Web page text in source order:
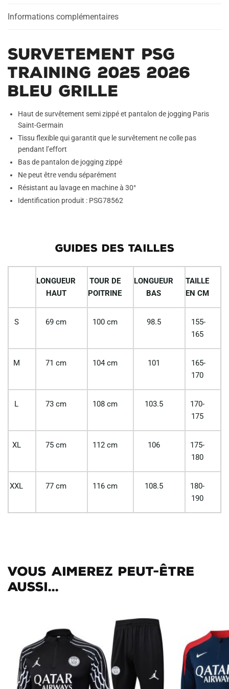
Informations complémentaires
Survetement PSG
Training 2025 2026
Bleu Grille
Haut de survêtement semi zippé et pantalon de jogging Paris
Saint-Germain
Tissu flexible qui garantit que le survêtement ne colle pas
pendant l’effort
Bas de pantalon de jogging zippé
Ne peut être vendu séparément
Résistant au lavage en machine à 30°
Identification produit : PSG78562
GUIDES DES TAILLES
LONGUEUR
HAUT
TOUR DE
POITRINE
LONGUEUR
BAS
TAILLE
EN CM
S 69 cm 100 cm 98.5
155-
165
M 71 cm 104 cm 101
165-
170
L 73 cm 108 cm 103.5
170-
175
XL 75 cm 112 cm 106
175-
180
XXL 77 cm 116 cm 108.5
180-
190
Vous aimerez peut-être
aussi...